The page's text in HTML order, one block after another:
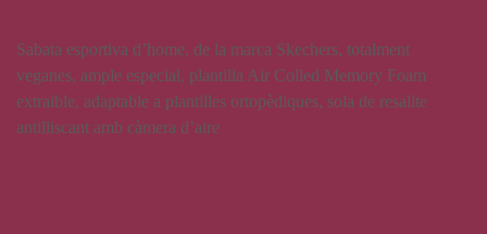
Sabata esportiva d’home, de la marca Skechers, totalment
veganes, ample especial, plantilla Air Colled Memory Foam
extraible, adaptable a plantilles ortopèdiques, sola de resalite
antilliscant amb càmera d’aire